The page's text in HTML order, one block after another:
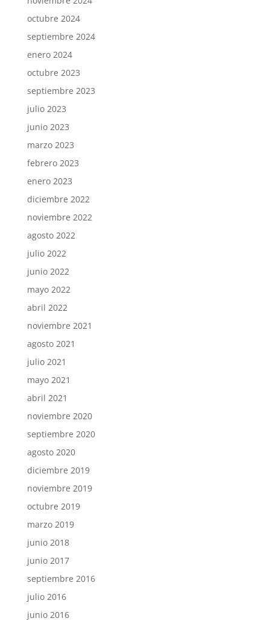
octubre 2024
septiembre 2024
enero 2024
octubre 2023
septiembre 2023
julio 2023
junio 2023
marzo 2023
febrero 2023
enero 2023
diciembre 2022
noviembre 2022
agosto 2022
julio 2022
junio 2022
mayo 2022
abril 2022
noviembre 2021
agosto 2021
julio 2021
mayo 2021
abril 2021
noviembre 2020
septiembre 2020
agosto 2020
diciembre 2019
noviembre 2019
octubre 2019
marzo 2019
junio 2018
junio 2017
septiembre 2016
julio 2016
junio 2016